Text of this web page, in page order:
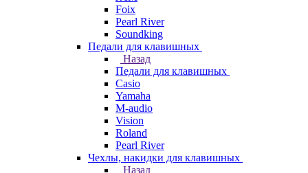
Foix
Pearl River
Soundking
Педали для клавишных
Назад
Педали для клавишных
Casio
Yamaha
M-audio
Vision
Roland
Pearl River
Чехлы, накидки для клавишных
Назад